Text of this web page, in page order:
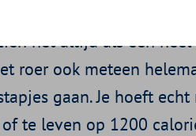
van
het altijd als een
roer ook meteen
gaan. Je hoeft
te leven op 1200